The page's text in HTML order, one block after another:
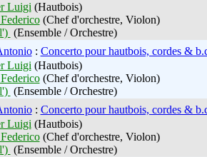
Luigi(Hautbois)
(Chef d'orchestre, Violon)
(Ensemble / Orchestre)
: Concerto pour hautbois, cordes &
Luigi(Hautbois)
(Chef d'orchestre, Violon)
(Ensemble / Orchestre)
: Concerto pour hautbois, cordes &
Luigi(Hautbois)
(Chef d'orchestre, Violon)
(Ensemble / Orchestre)